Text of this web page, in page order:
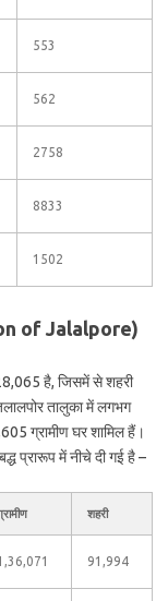
553
562
2758
8833
1502
of Jalalpore)
है, जिसमें से शहरी
तालुका में लगभग
ग्रामीण घर शामिल हैं।
प्रारूप में नीचे दी गई है –
शहरी
91,994